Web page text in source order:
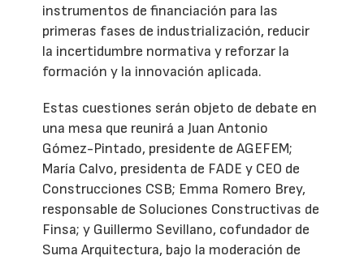
instrumentos de financiación para las
primeras fases de industrialización, reducir
la incertidumbre normativa y reforzar la
formación y la innovación aplicada.
Estas cuestiones serán objeto de debate en
una mesa que reunirá a Juan Antonio
Gómez-Pintado, presidente de AGEFEM;
María Calvo, presidenta de FADE y CEO de
Construcciones CSB; Emma Romero Brey,
responsable de Soluciones Constructivas de
Finsa; y Guillermo Sevillano, cofundador de
Suma Arquitectura, bajo la moderación de